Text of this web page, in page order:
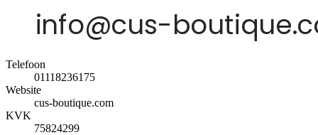
Telefoon
01118236175
Website
cus-boutique.com
KVK
75824299